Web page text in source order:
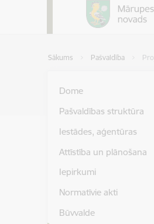
Sākums Pašvaldība
Dome
Pašvaldības struktūra
Iestādes, aģentūras
Attīstība un plānošana
Iepirkumi
Normatīvie akti
Būvvalde